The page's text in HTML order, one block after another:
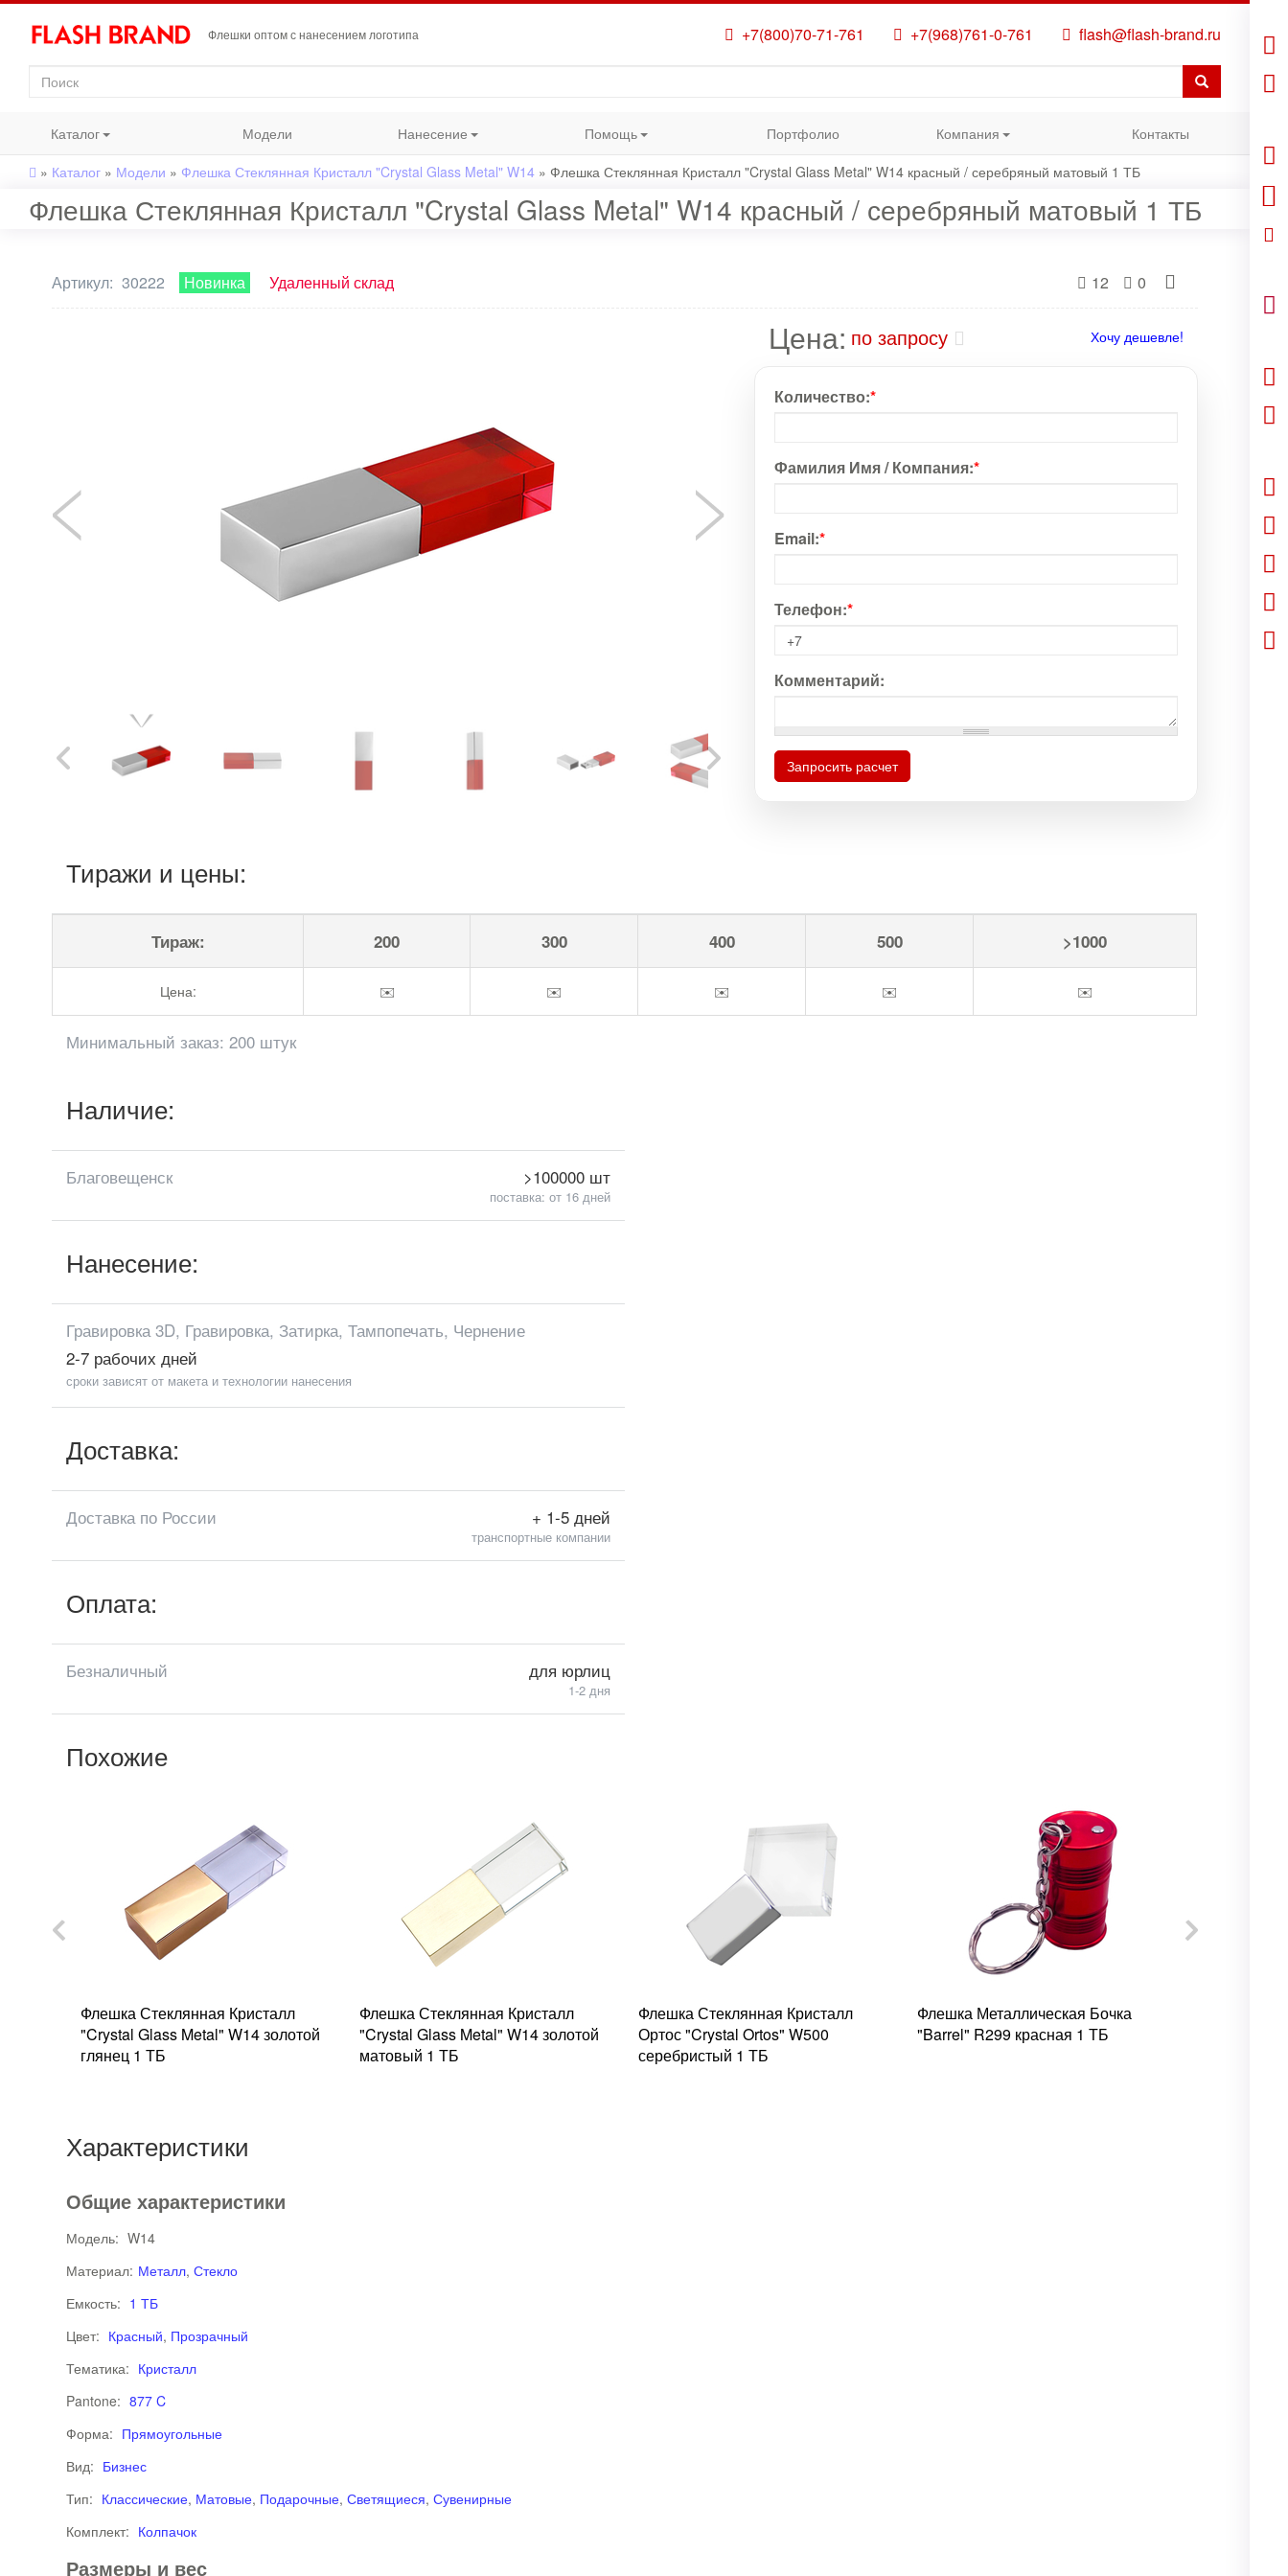
Флешки оптом с нанесением логотипа +7(800)70-71-761 +7(968)761-0-761 flash@flash-brand.ru
Каталог Модели Нанесение Помощь Портфолио Компания
Контакты
» Каталог » Модели » Флешка Стеклянная Кристалл "Crystal Glass Metal" W14 » Флешка Стеклянная Кристалл "Crystal Glass Metal" W14 красный / серебряный матовый 1 ТБ
Флешка Стеклянная Кристалл "Crystal Glass Metal" W14 красный / серебряный матовый 1 ТБ
Артикул: 30222 Новинка Удаленный склад 12 0
Цена: по запросу Хочу дешевле!
Количество:*
Фамилия Имя / Компания:*
Email:*
Телефон:*
Комментарий:
Запросить расчет
Тиражи и цены:
Тираж: 200 300 400 500 >1000
Цена: ✉️ ✉️ ✉️ ✉️ ✉️
Минимальный заказ: 200 штук
Наличие:
Благовещенск >100000 шт
поставка: от 16 дней
Нанесение:
Гравировка 3D, Гравировка, Затирка, Тампопечать, Чернение
2-7 рабочих дней
сроки зависят от макета и технологии нанесения
Доставка:
Доставка по России + 1-5 дней
транспортные компании
Оплата:
Безналичный для юрлиц
1-2 дня
Похожие
Флешка Стеклянная Кристалл
"Crystal Glass Metal" W14 золотой
глянец 1 ТБ
Флешка Стеклянная Кристалл
"Crystal Glass Metal" W14 золотой
матовый 1 ТБ
Флешка Стеклянная Кристалл
Ортос "Crystal Ortos" W500
серебристый 1 ТБ
Флешка Металлическая Бочка
"Barrel" R299 красная 1 ТБ
Характеристики
Общие характеристики
Модель: W14
Материал: Металл,Стекло
Емкость: 1 ТБ
Цвет: Красный, Прозрачный
Тематика: Кристалл
Pantone: 877 C
Форма: Прямоугольные
Вид: Бизнес
Тип: Классические, Матовые, Подарочные,Светящиеся,Сувенирные
Комплект: Колпачок
Размеры и вес